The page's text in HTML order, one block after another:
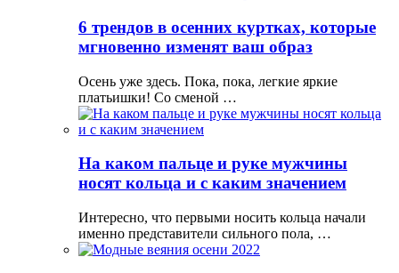
6 трендов в осенних куртках, которые
мгновенно изменят ваш образ
Осень уже здесь. Пока, пока, легкие яркие
платьишки! Со сменой …
На каком пальце и руке мужчины
носят кольца и с каким значением
Интересно, что первыми носить кольца начали
именно представители сильного пола, …